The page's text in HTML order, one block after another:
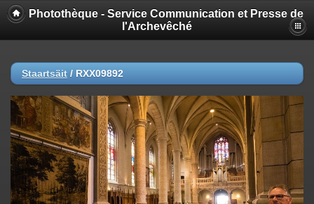
Photothèque - Service Communication et Presse de
l'Archevêché
Staartsäit / RXX09892